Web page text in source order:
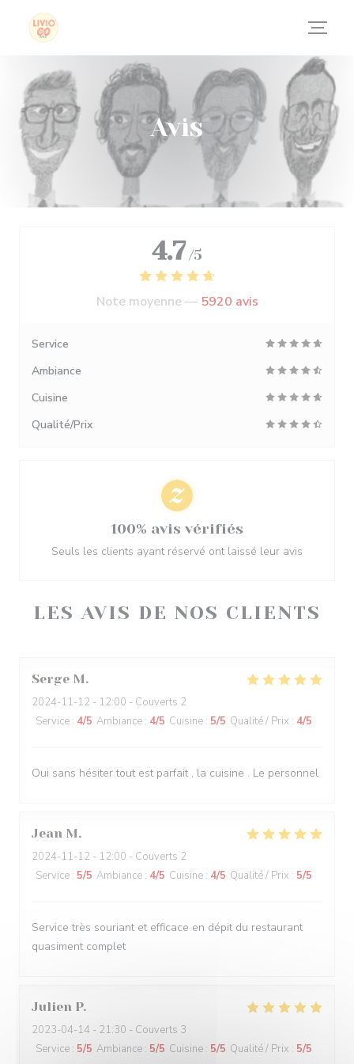
Personnalisation de vos choix en matière de cookies
Avis
LES AVIS DE NOS CLIENTS
Serge M
2024-11-12 - 12:00 - Couverts 2
Service : 4/5 Ambiance : 4/5 Cuisine : 5/5 Qualité / Prix : 4/5
Oui sans hésiter tout est parfait , la cuisine . Le personnel
Jean M
2024-11-12 - 12:00 - Couverts 2
Service : 5/5 Ambiance : 4/5 Cuisine : 4/5 Qualité / Prix : 5/5
Service très souriant et efficace en dépit du restaurant
quasiment complet
Julien P
2023-04-14 - 21:30 - Couverts 3
Service : 5/5 Ambiance : 5/5 Cuisine : 5/5 Qualité / Prix : 5/5
4.7 /5
Note moyenne — 5920 avis
Service
Ambiance
Cuisine
Qualité/Prix
100% avis vérifiés
Seuls les clients ayant réservé ont laissé leur avis